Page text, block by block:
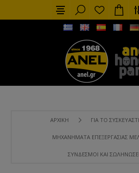
ΑΡΧΙΚΉ ΓΙΑ ΤΟ
ΜΗΧΑΝΉΜΑΤΑ ΕΠΕΞΕΡΓΑΣΊΑΣ
ΣΎΝΔΕΣΜΟΙ ΚΑΙ